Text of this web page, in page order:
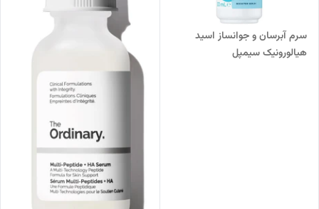
سرم آبرسان و جوانساز اسید
هیالورونیک سیمپل